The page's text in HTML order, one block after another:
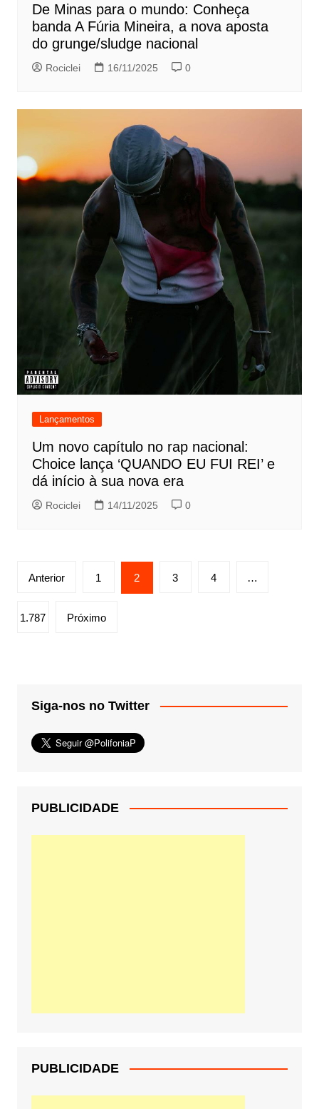
De Minas para o mundo: Conheça
banda A Fúria Mineira, a nova aposta
do grunge/sludge nacional
Rociclei 16/11/2025 0
Lançamentos
Um novo capítulo no rap nacional:
Choice lança ‘QUANDO EU FUI REI’ e
dá início à sua nova era
Rociclei 14/11/2025 0
Paginação
posts
Anterior 1 2 3 4 …
1.787 Próximo
Siga-nos no Twitter
PUBLICIDADE
PUBLICIDADE